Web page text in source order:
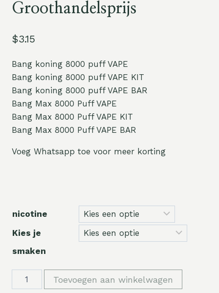
Groothandelsprijs
$3.15
Bang koning 8000 puff VAPE
Bang koning 8000 puff VAPE KIT
Bang koning 8000 puff VAPE BAR
Bang Max 8000 Puff VAPE
Bang Max 8000 Puff VAPE KIT
Bang Max 8000 Puff VAPE BAR
Voeg Whatsapp toe voor meer korting
nicotine
Kies je
smaken
HoeveelheidToevoegen aan winkelwagen